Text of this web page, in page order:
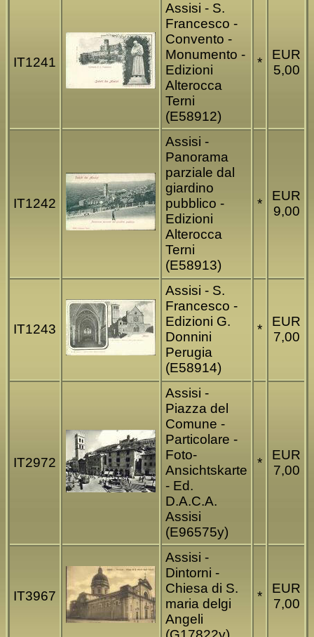
IT1241
Assisi - S.
Francesco -
Convento -
Monumento -
Edizioni
Alterocca
Terni
(E58912)
*
EUR
5,00
IT1242
Assisi -
Panorama
parziale dal
giardino
pubblico -
Edizioni
Alterocca
Terni
(E58913)
*
EUR
9,00
IT1243
Assisi - S.
Francesco -
Edizioni G.
Donnini
Perugia
(E58914)
*
EUR
7,00
IT2972
Assisi -
Piazza del
Comune -
Particolare -
Foto-
Ansichtskarte
- Ed.
D.A.C.A.
Assisi
(E96575y)
*
EUR
7,00
IT3967
Assisi -
Dintorni -
Chiesa di S.
maria delgi
Angeli
*
EUR
7,00